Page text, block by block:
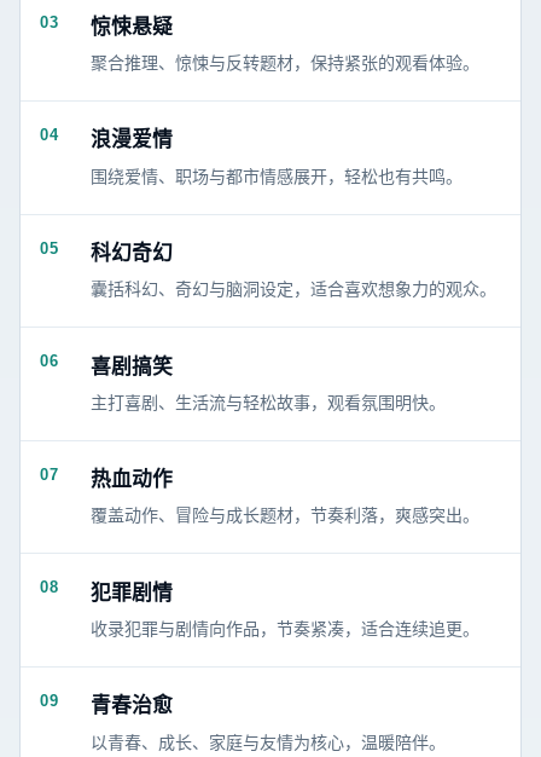
03 惊悚悬疑
聚合推理、惊悚与反转题材，保持紧张的观看体验。
04 浪漫爱情
围绕爱情、职场与都市情感展开，轻松也有共鸣。
05 科幻奇幻
囊括科幻、奇幻与脑洞设定，适合喜欢想象力的观众。
06 喜剧搞笑
主打喜剧、生活流与轻松故事，观看氛围明快。
07 热血动作
覆盖动作、冒险与成长题材，节奏利落，爽感突出。
08 犯罪剧情
收录犯罪与剧情向作品，节奏紧凑，适合连续追更。
09 青春治愈
以青春、成长、家庭与友情为核心，温暖陪伴。